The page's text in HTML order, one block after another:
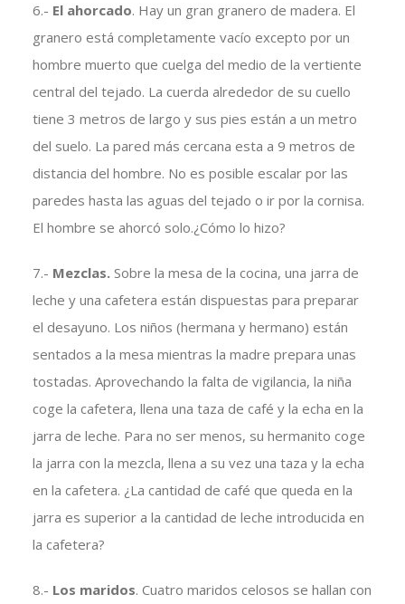
6.- El ahorcado. Hay un gran granero de madera. El
granero está completamente vacío excepto por un
hombre muerto que cuelga del medio de la vertiente
central del tejado. La cuerda alrededor de su cuello
tiene 3 metros de largo y sus pies están a un metro
del suelo. La pared más cercana esta a 9 metros de
distancia del hombre. No es posible escalar por las
paredes hasta las aguas del tejado o ir por la cornisa.
El hombre se ahorcó solo.¿Cómo lo hizo?
7.- Mezclas. Sobre la mesa de la cocina, una jarra de
leche y una cafetera están dispuestas para preparar
el desayuno. Los niños (hermana y hermano) están
sentados a la mesa mientras la madre prepara unas
tostadas. Aprovechando la falta de vigilancia, la niña
coge la cafetera, llena una taza de café y la echa en la
jarra de leche. Para no ser menos, su hermanito coge
la jarra con la mezcla, llena a su vez una taza y la echa
en la cafetera. ¿La cantidad de café que queda en la
jarra es superior a la cantidad de leche introducida en
la cafetera?
8.- Los maridos. Cuatro maridos celosos se hallan con